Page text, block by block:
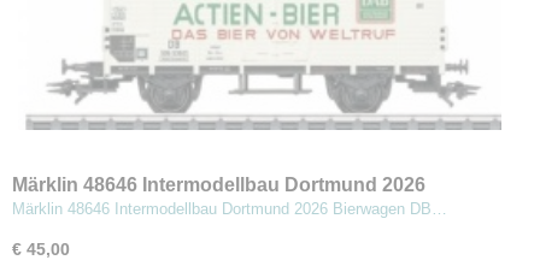
Märklin 48646 Intermodellbau Dortmund 2026
Bierwagen
Märklin 48646 Intermodellbau Dortmund 2026 Bierwagen DB…
€ 45,00